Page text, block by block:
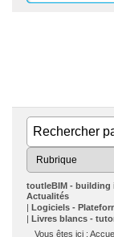
toutleBIM - building
Actualités
Logiciels -
Livres blancs -
Vous êtes ici :